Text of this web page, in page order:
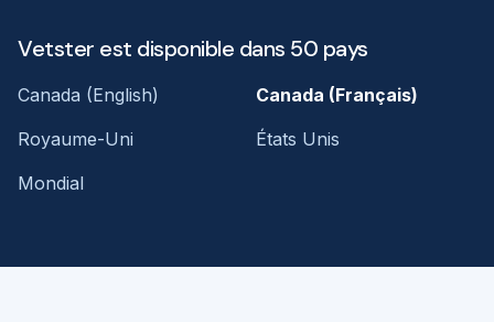
Vetster est disponible dans 50 pays
Canada (English)
Canada (Français)
Royaume-Uni
États Unis
Mondial